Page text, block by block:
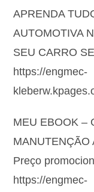
APRENDA
AUTOMOTIVA
SEU CARRO
https://engmec-
MEU EBOOK –
MANUTENÇÃO
Preço
https://engmec-